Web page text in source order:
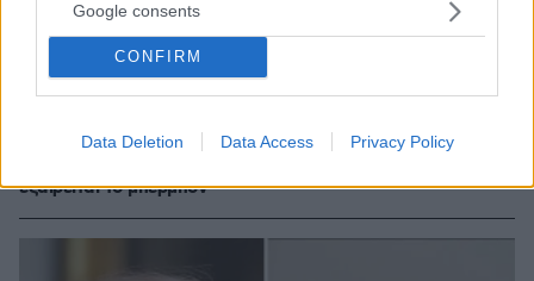
Google consents
CONFIRM
Data Deletion Data Access Privacy Policy
Σε ποια προϊόντα των ΗΠΑ αξίας €21 δισ. βάζει δασμούς η
εξαιρείται το μπέρμπον